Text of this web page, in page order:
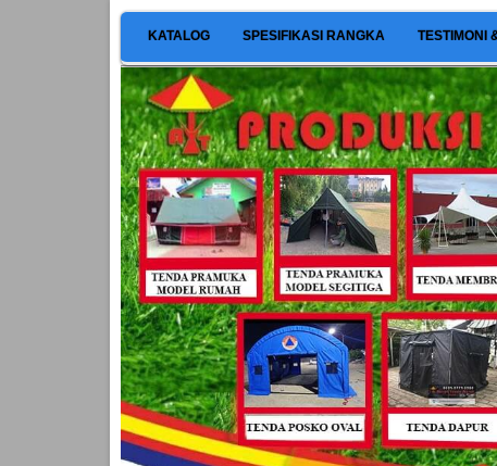
KATALOG SPESIFIKASI RANGKA TESTIMONI